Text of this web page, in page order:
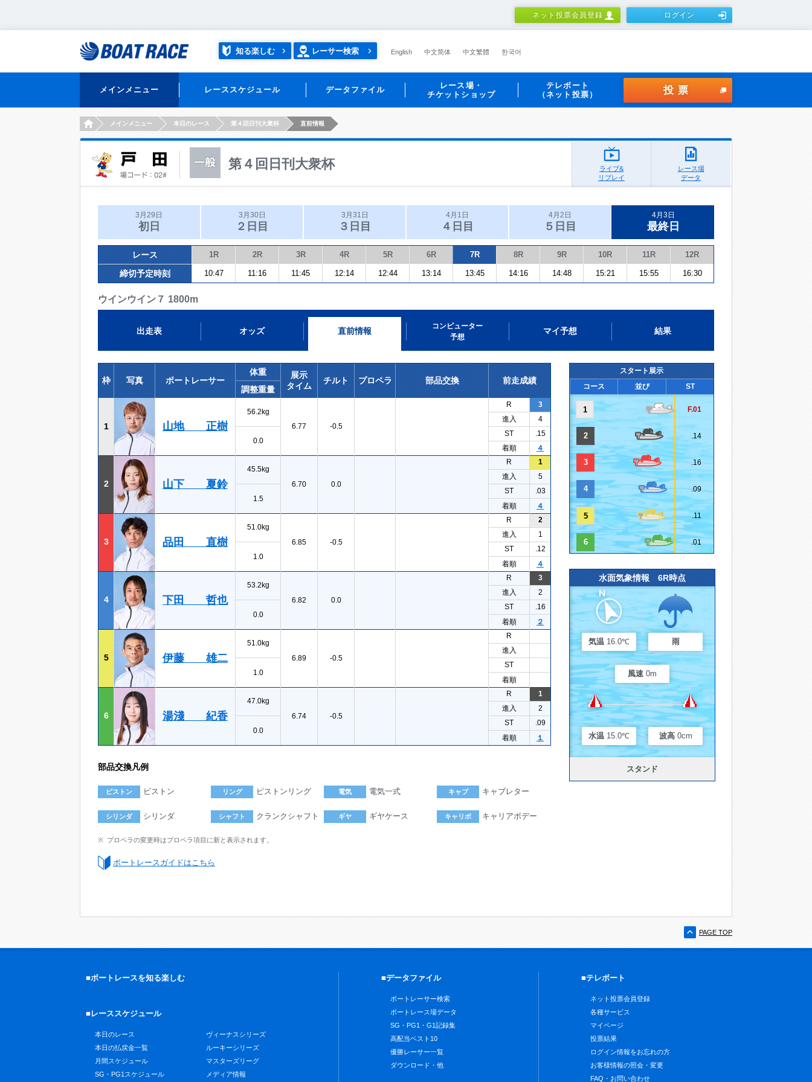
ネット投票会員登録 ログイン
知る楽しむ レーサー検索 English 中文简体 中文繁體 한국어
メインメニュー レーススケジュール データファイル
レース場・
チケットショップ
テレボート
（ネット投票）
投票
HOMEメインメニュー 本日のレース 第４回日刊大衆杯 直前情報
第４回日刊大衆杯
ライブ&
リプレイ
レース場
データ
3月29日
初日
3月30日
２日目
3月31日
３日目
4月1日
４日目
4月2日
５日目
4月3日
最終日
レース 1R 2R 3R 4R 5R 6R 7R 8R 9R 10R 11R 12R
締切予定時刻 10:47 11:16 11:45 12:14 12:44 13:14 13:45 14:16 14:48 15:21 15:55 16:30
ウインウイン７ 1800m
出走表 オッズ 直前情報
コンピューター
予想
マイ予想 結果
枠 写真 ボートレーサー
体重
展示
タイム
チルト プロペラ 部品交換
前走成績
調整重量
1 山地 正樹
56.2kg
6.77
-0.5
R
3
進入
4
0.0
ST
.15
着順
４
2 山下 夏鈴
45.5kg
6.70
0.0
R
1
進入
5
1.5
ST
.03
着順
４
3 品田 直樹
51.0kg
6.85
-0.5
R
2
進入
1
1.0
ST
.12
着順
４
4 下田 哲也
53.2kg
6.82
0.0
R
3
進入
2
0.0
ST
.16
着順
２
5 伊藤 雄二
51.0kg
6.89
-0.5
R
進入
1.0
ST
着順
6 湯淺 紀香
47.0kg
6.74
-0.5
R
1
進入
2
0.0
ST
.09
着順
１
部品交換凡例
ピストン ピストン リング ピストンリング 電気 電気一式 キャブ キャブレター
シリンダ シリンダ シャフト クランクシャフト ギヤ ギヤケース キャリボ キャリアボデー
プロペラの変更時はプロペラ項目に新と表示されます。
ボートレースガイドはこちら
スタート展示
コース
並び ST
1 F.01
2 .14
3 .16
4 .09
5 .11
6 .01
水面気象情報 6R時点
気温 16.0℃ 雨
風速 0m
水温 15.0℃ 波高 0cm
スタンド
PAGE TOP
■ボートレースを知る楽しむ
■レーススケジュール
本日のレース
本日の払戻金一覧
月間スケジュール
SG・PG1スケジュール
ヴィーナスシリーズ
ルーキーシリーズ
マスターズリーグ
メディア情報
■データファイル
ボートレーサー検索
ボートレース場データ
SG・PG1・G1記録集
高配当ベスト10
優勝レーサー一覧
ダウンロード・他
■テレボート
ネット投票会員登録
各種サービス
マイページ
投票結果
ログイン情報をお忘れの方
お客様情報の照会・変更
FAQ・お問い合わせ